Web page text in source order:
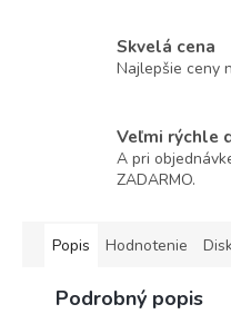
Skvelá cena
Najlepšie ceny
Veľmi rýchle
A pri
ZADARMO.
Popis Hodnotenie
Podrobný popis